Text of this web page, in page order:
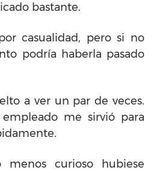
bastante.
casualidad, pero si no
podría haberla pasado
a ver un par de veces.
me sirvió para
menos curioso hubiese